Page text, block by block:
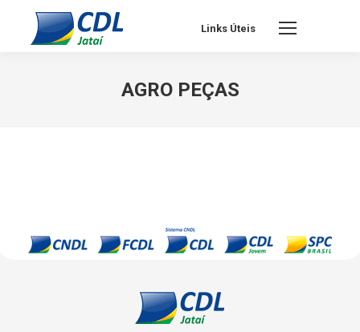
Links Úteis
AGRO PEÇAS